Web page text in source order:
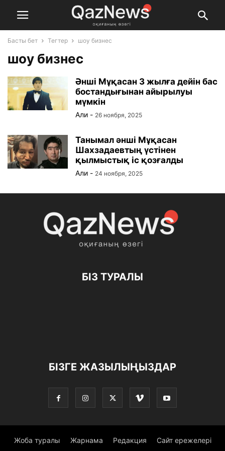
Басты бет Тегтер шоу бизнес
шоу бизнес
Әнші Мұқасан 3 жылға дейін бас
бостандығынан айырылуы
мүмкін
Али - 26 ноября, 2025
Танымал әнші Мұқасан
Шахзадаевтың үстінен
қылмыстық іс қозғалды
Али - 24 ноября, 2025
БІЗ ТУРАЛЫ
БІЗГЕ ЖАЗЫЛЫҢЫЗДАР
Жоба туралы Жарнама Редакция Сайт ережелері